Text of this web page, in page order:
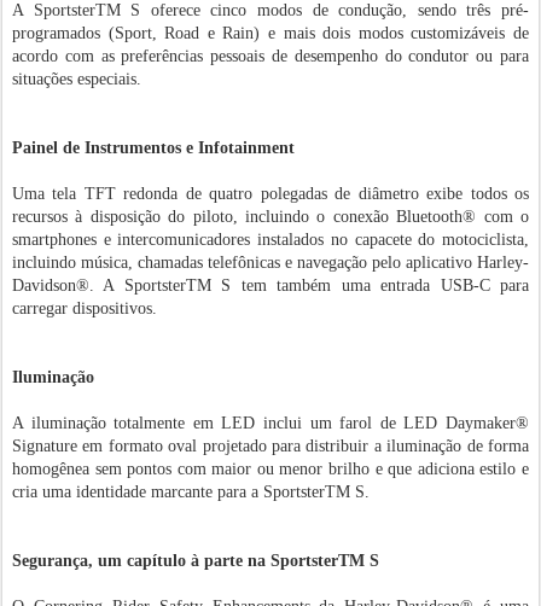
A SportsterTM S oferece cinco modos de condução, sendo três pré-
programados (Sport, Road e Rain) e mais dois modos customizáveis de
acordo com as preferências pessoais de desempenho do condutor ou para
situações especiais.
Painel de Instrumentos e Infotainment
Uma tela TFT redonda de quatro polegadas de diâmetro exibe todos os
recursos à disposição do piloto, incluindo o conexão Bluetooth® com o
smartphones e intercomunicadores instalados no capacete do motociclista,
incluindo música, chamadas telefônicas e navegação pelo aplicativo Harley-
Davidson®. A SportsterTM S tem também uma entrada USB-C para
carregar dispositivos.
Iluminação
A iluminação totalmente em LED inclui um farol de LED Daymaker®
Signature em formato oval projetado para distribuir a iluminação de forma
homogênea sem pontos com maior ou menor brilho e que adiciona estilo e
cria uma identidade marcante para a SportsterTM S.
Segurança, um capítulo à parte na SportsterTM S